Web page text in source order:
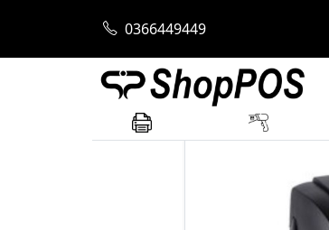
0366449449
Trang chủ Máy In Mã Vạch